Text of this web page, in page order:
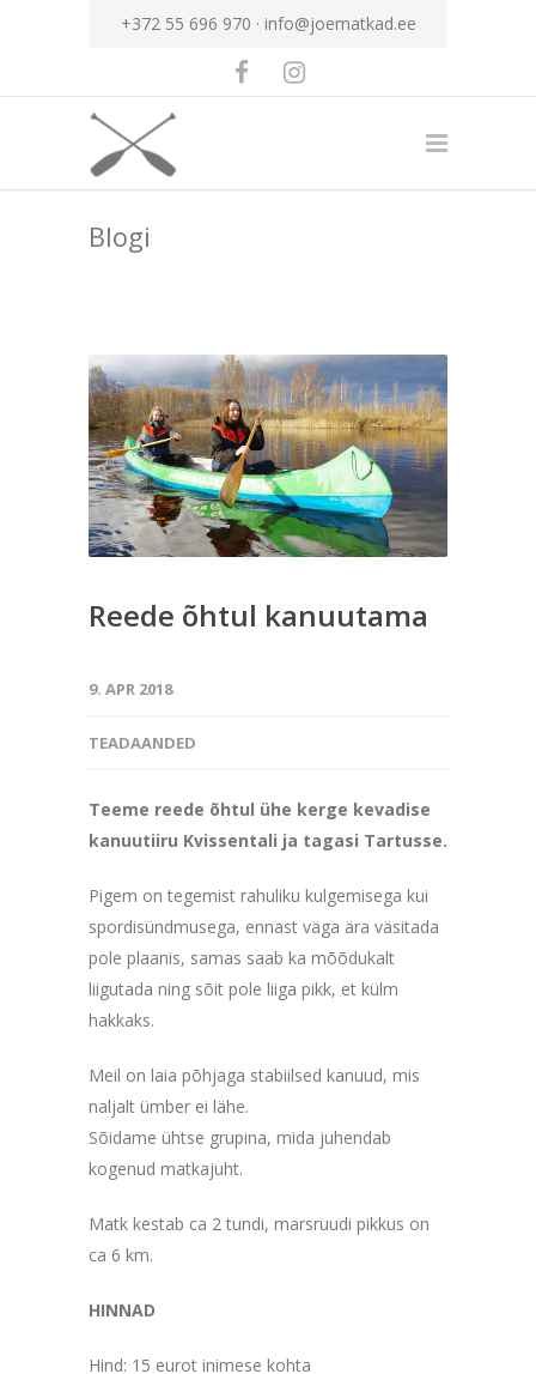
+372 55 696 970 · info@joematkad.ee
Blogi
Reede õhtul kanuutama
9. APR 2018
TEADAANDED
Teeme reede õhtul ühe kerge kevadise
kanuutiiru Kvissentali ja tagasi Tartusse.
Pigem on tegemist rahuliku kulgemisega kui
spordisündmusega, ennast väga ära väsitada
pole plaanis, samas saab ka mõõdukalt
liigutada ning sõit pole liiga pikk, et külm
hakkaks.
Meil on laia põhjaga stabiilsed kanuud, mis
naljalt ümber ei lähe.
Sõidame ühtse grupina, mida juhendab
kogenud matkajuht.
Matk kestab ca 2 tundi, marsruudi pikkus on
ca 6 km.
HINNAD
Hind: 15 eurot inimese kohta